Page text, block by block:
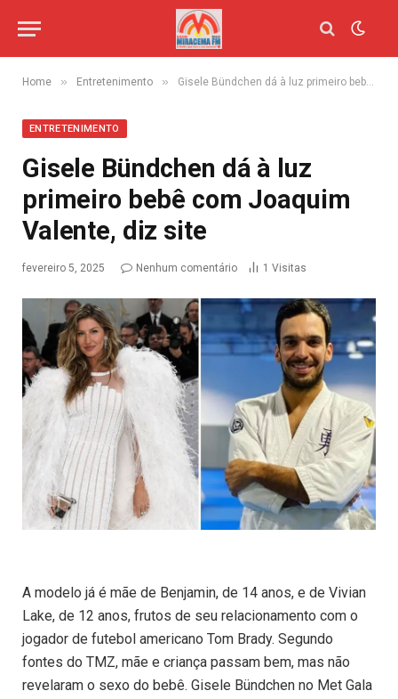
Home » Entretenimento » Gisele Bündchen dá à luz primeiro bebê com Joaquim Valente, diz site
ENTRETENIMENTO
Gisele Bündchen dá à luz
primeiro bebê com Joaquim
Valente, diz site
fevereiro 5, 2025 Nenhum comentário 1 Visitas
A modelo já é mãe de Benjamin, de 14 anos, e de Vivian
Lake, de 12 anos, frutos de seu relacionamento com o
jogador de futebol americano Tom Brady. Segundo
fontes do TMZ, mãe e criança passam bem, mas não
revelaram o sexo do bebê. Gisele Bündchen no Met Gala